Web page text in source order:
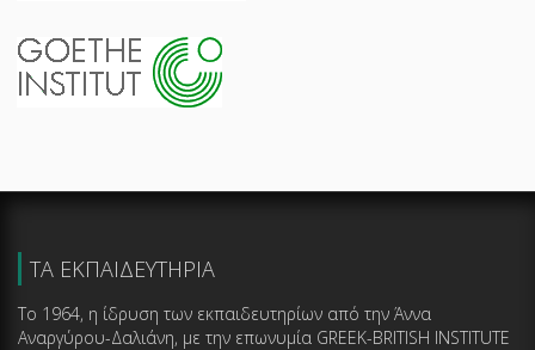
ΤΑ ΕΚΠΑΙΔΕΥΤΗΡΙΑ
Το 1964, η ίδρυση των εκπαιδευτηρίων από την Άννα
Αναργύρου-Δαλιάνη, με την επωνυμία GREEK-BRITISH INSTITUTE